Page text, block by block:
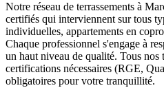
Notre réseau de terrassements à
certifiés qui interviennent sur tous
individuelles, appartements en
Chaque professionnel s'engage à
un haut niveau de qualité. Tous nos
certifications nécessaires (RGE,
obligatoires pour votre tranquillité.